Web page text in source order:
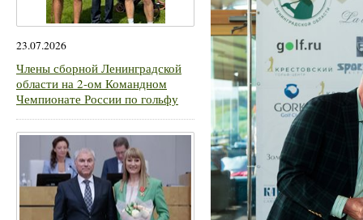
23.07.2026
Члены сборной Ленинградской
области на 2-ом Командном
Чемпионате России по гольфу